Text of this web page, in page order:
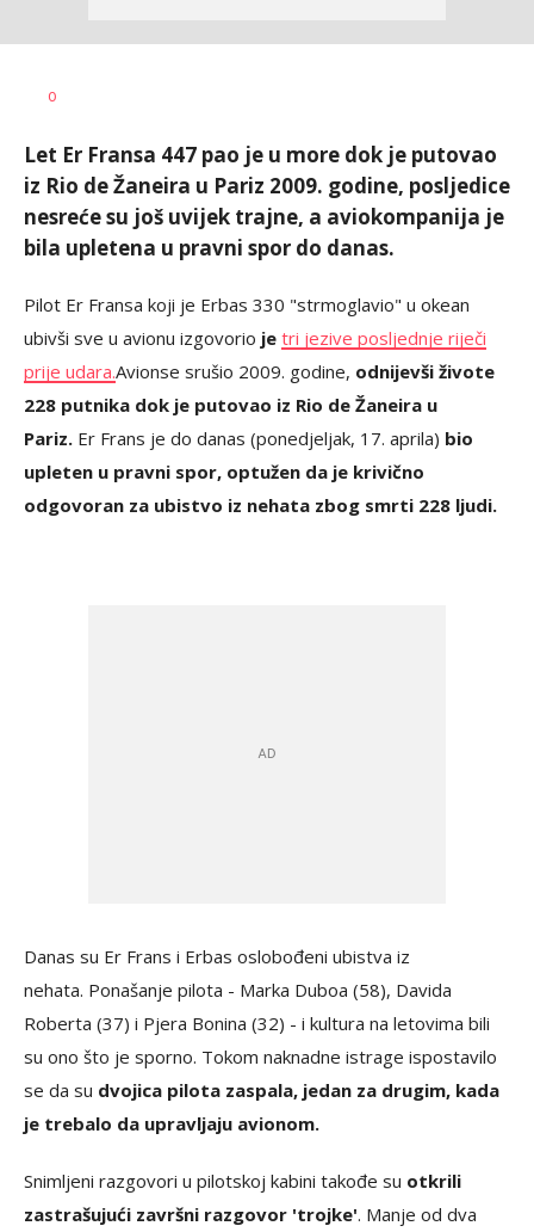
AUTOR
0
Let Er Fransa 447 pao je u more dok je putovao
iz Rio de Žaneira u Pariz 2009. godine, posljedice
nesreće su još uvijek trajne, a aviokompanija je
bila upletena u pravni spor do danas.
Pilot Er Fransa koji je Erbas 330 "strmoglavio" u okean
ubivši sve u avionu izgovorio je tri jezive posljednje riječi
prije udara.Avionse srušio 2009. godine, odnijevši živote
228 putnika dok je putovao iz Rio de Žaneira u
Pariz. Er Frans je do danas (ponedjeljak, 17. aprila) bio
upleten u pravni spor, optužen da je krivično
odgovoran za ubistvo iz nehata zbog smrti 228 ljudi.
Danas su Er Frans i Erbas oslobođeni ubistva iz
nehata. Ponašanje pilota - Marka Duboa (58), Davida
Roberta (37) i Pjera Bonina (32) - i kultura na letovima bili
su ono što je sporno. Tokom naknadne istrage ispostavilo
se da su dvojica pilota zaspala, jedan za drugim, kada
je trebalo da upravljaju avionom.
Snimljeni razgovori u pilotskoj kabini takođe su otkrili
zastrašujući završni razgovor 'trojke'. Manje od dva